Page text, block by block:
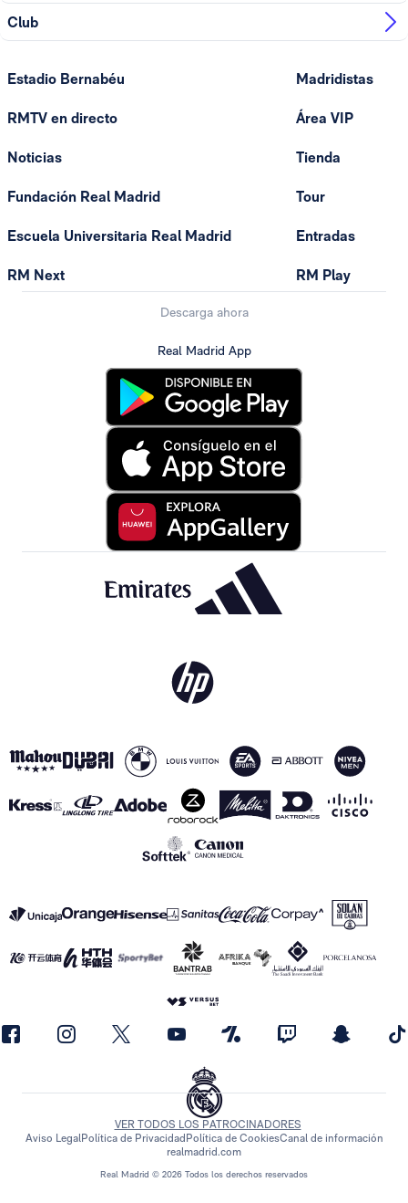
Club
Estadio Bernabéu
RMTV en directo
Noticias
Fundación Real Madrid
Escuela Universitaria Real Madrid
RM Next
Madridistas
Área VIP
Tienda
Tour
Entradas
RM Play
Descarga ahora
Real Madrid App
Real Madrid © 2026 Todos los derechos reservados
VER TODOS LOS PATROCINADORES
Aviso LegalPolítica de Privacidad Política de CookiesCanal de información
realmadrid.com